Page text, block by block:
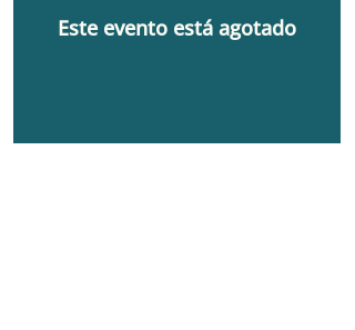
Este evento está agotado